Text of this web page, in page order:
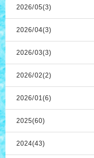
2026/05(3)
2026/04(3)
2026/03(3)
2026/02(2)
2026/01(6)
2025(60)
2024(43)